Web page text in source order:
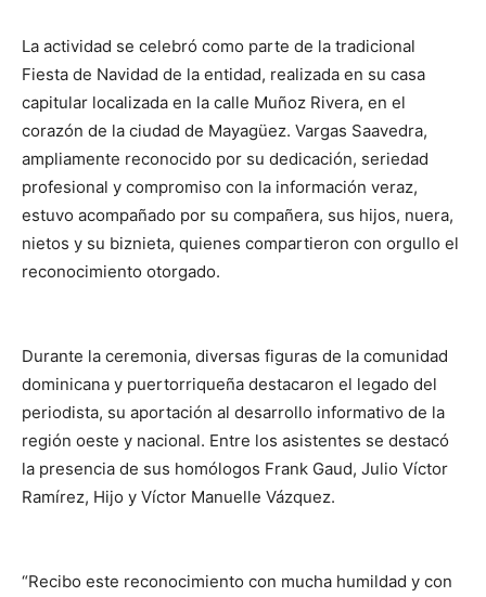
La actividad se celebró como parte de la tradicional
Fiesta de Navidad de la entidad, realizada en su casa
capitular localizada en la calle Muñoz Rivera, en el
corazón de la ciudad de Mayagüez. Vargas Saavedra,
ampliamente reconocido por su dedicación, seriedad
profesional y compromiso con la información veraz,
estuvo acompañado por su compañera, sus hijos, nuera,
nietos y su biznieta, quienes compartieron con orgullo el
reconocimiento otorgado.
Durante la ceremonia, diversas figuras de la comunidad
dominicana y puertorriqueña destacaron el legado del
periodista, su aportación al desarrollo informativo de la
región oeste y nacional. Entre los asistentes se destacó
la presencia de sus homólogos Frank Gaud, Julio Víctor
Ramírez, Hijo y Víctor Manuelle Vázquez.
“Recibo este reconocimiento con mucha humildad y con